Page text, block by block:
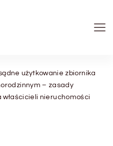
użytkowanie zbiornika
– zasady
nieruchomości